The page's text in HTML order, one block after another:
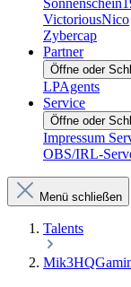
VictoriousNico
Zybercap
Partner
Öffne oder
LPAgents
Service
Öffne oder
Impressum
OBS/IRL-
Menü schließen
Talents